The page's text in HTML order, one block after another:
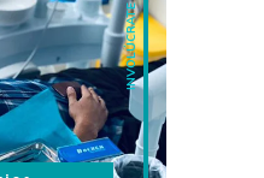
INVOLÚCRATE